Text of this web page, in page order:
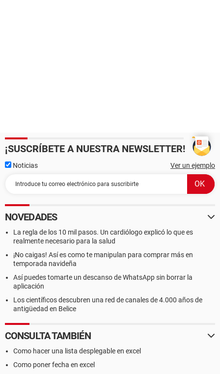
¡SUSCRÍBETE A NUESTRA NEWSLETTER!
Noticias Ver un ejemplo
NOVEDADES
La regla de los 10 mil pasos. Un cardiólogo explicó lo que es
realmente necesario para la salud
¡No caigas! Así es como te manipulan para comprar más en
temporada navideña
Así puedes tomarte un descanso de WhatsApp sin borrar la
aplicación
Los científicos descubren una red de canales de 4.000 años de
antigüedad en Belice
CONSULTA TAMBIÉN
Como hacer una lista desplegable en excel
Como poner fecha en excel